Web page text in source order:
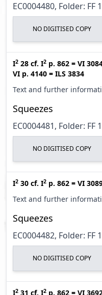
EC0004480, Folder: FF
NO DIGITISED COPY
I2 28 cf. I2 p. 862 = VI
VI p. 4140 = ILS 3834
Text and further
Squeezes
EC0004481, Folder: FF
NO DIGITISED COPY
I2 30 cf. I2 p. 862 = VI
Text and further
Squeezes
EC0004482, Folder: FF
NO DIGITISED COPY
I2 31 cf. I2 p. 862 = VI